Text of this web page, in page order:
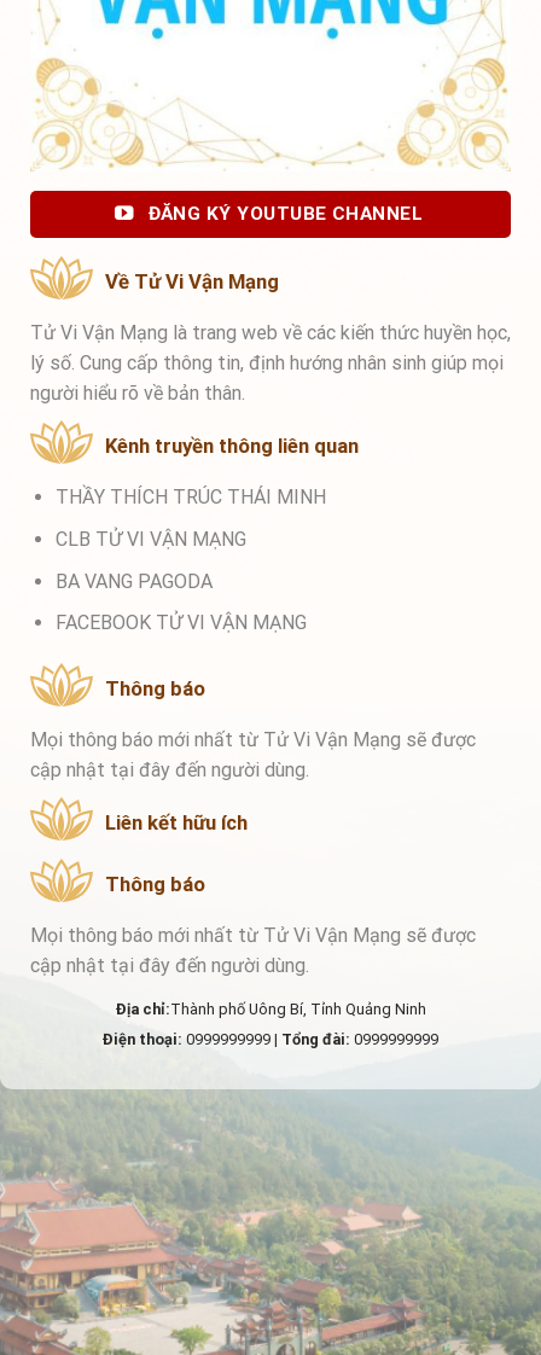
ĐĂNG KÝ YOUTUBE CHANNEL
Về Tử Vi Vận Mạng
Tử Vi Vận Mạng là trang web về các kiến thức huyền học,
lý số. Cung cấp thông tin, định hướng nhân sinh giúp mọi
người hiểu rõ về bản thân.
Kênh truyền thông liên quan
THẦY THÍCH TRÚC THÁI MINH
CLB TỬ VI VẬN MẠNG
BA VANG PAGODA
FACEBOOK TỬ VI VẬN MẠNG
Thông báo
Mọi thông báo mới nhất từ Tử Vi Vận Mạng sẽ được
cập nhật tại đây đến người dùng.
Liên kết hữu ích
Thông báo
Mọi thông báo mới nhất từ Tử Vi Vận Mạng sẽ được
cập nhật tại đây đến người dùng.
Địa chỉ:Thành phố Uông Bí, Tỉnh Quảng Ninh
Điện thoại: 0999999999 | Tổng đài: 0999999999